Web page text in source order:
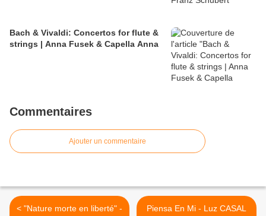
Bach & Vivaldi: Concertos for flute &
strings | Anna Fusek & Capella Anna
Commentaires
Ajouter un commentaire
< "Nature morte en liberté" -
Piensa En Mi - Luz CASAL